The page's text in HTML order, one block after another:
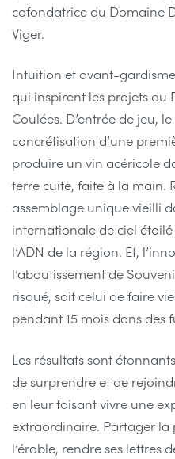
cofondatrice du Domaine
Viger.
Intuition et avant-
qui inspirent les projets du
Coulées. D’entrée de jeu,
concrétisation d’une
produire un vin acéricole
terre cuite, faite à la main.
assemblage unique vieilli
internationale de ciel
l’ADN de la région. Et,
l’aboutissement de
risqué, soit celui de faire
pendant 15 mois dans des
Les résultats sont
de surprendre et de
en leur faisant vivre une
extraordinaire. Partager la
l’érable, rendre ses lettres